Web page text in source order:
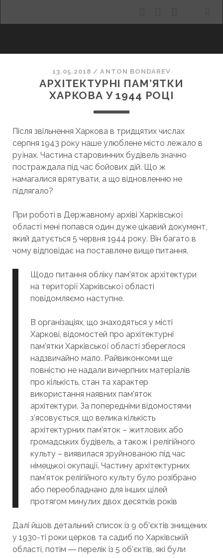
13.05.2018 /ANTON BONDAREV
АРХІТЕКТУРНІ ПАМ’ЯТКИ
ХАРКОВА У 1944 РОЦІ
Після звільнення Харкова в тридцятих числах
серпня 1943 року наше улюблене місто лежало в
руїнах. Частина старовинних будівель значно
постраждала під час бойових дій. Що ж
намагалися врятувати, а що відновленню не
підлягало?
При роботі в Державному архіві Харківської
області мені попався один дуже цікавий документ,
який датується 5 червня 1944 року. Він багато в
чому відповідає на поставлене вище питання.
Щодо питання обліку пам’яток архітектури
на території Харківської області
повідомляємо наступне.
В організаціях, що знаходяться у місті
Харкові, відомостей про архітектурні
пам’ятки Харківської області збереглося
надзвичайно мало. Райвиконкоми ще
повністю не надали вичерпних матеріалів
про кількість, стан та характер
використання наявних пам’яток
архітектури. За попередніми відомостями
з’ясовується, що велика кількість
архітектурних пам’яток – житлових або
громадських будівель, а також і релігійного
культу – виявилася зруйнованою під час
німецької окупації. Частину архітектурних
пам’яток релігійного культу було розібрано
або переобладнано для інших цілей
протягом минулих двох десятків років
Далі йшов детальний список із 9 об’єктів знищених
у 1930-ті роки церков та садиб по Харківській
області, потім ― перелік із 5 об’єктів, які були